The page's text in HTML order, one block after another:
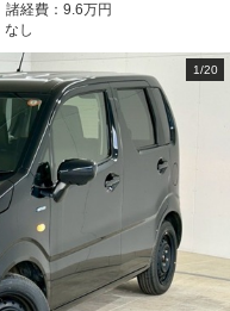
諸経費： 9.6万円
なし
1/20